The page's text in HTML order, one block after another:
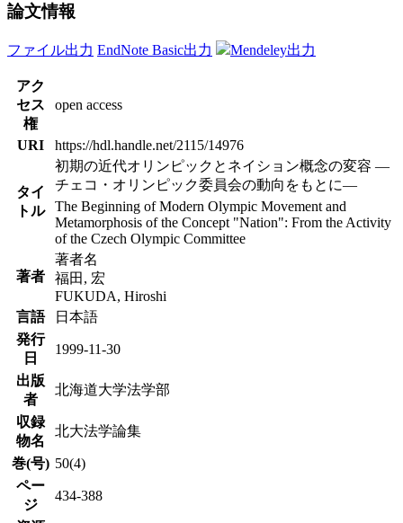
論文情報
ファイル出力 EndNote Basic出力 Mendeley出力
アク
セス
権
open access
URI https://hdl.handle.net/2115/14976
タイ
トル
初期の近代オリンピックとネイション概念の変容 ―
チェコ・オリンピック委員会の動向をもとに―
The Beginning of Modern Olympic Movement and
Metamorphosis of the Concept "Nation": From the Activity
of the Czech Olympic Committee
著者
著者名
福田, 宏
FUKUDA, Hiroshi
言語
日本語
発行
日
1999-11-30
出版
者
北海道大学法学部
収録
物名
北大法学論集
巻(号) 50(4)
ペー
ジ
434-388